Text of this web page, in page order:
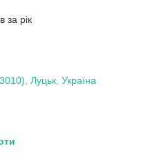
за рік
Луцьк, Україна